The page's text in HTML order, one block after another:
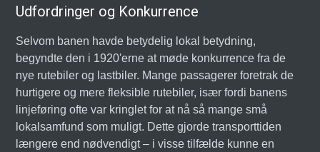
Udfordringer og Konkurrence
Selvom banen havde betydelig lokal betydning,
begyndte den i 1920'erne at møde konkurrence fra de
nye rutebiler og lastbiler. Mange passagerer foretrak de
hurtigere og mere fleksible rutebiler, især fordi banens
linjeføring ofte var kringlet for at nå så mange små
lokalsamfund som muligt. Dette gjorde transporttiden
længere end nødvendigt – i visse tilfælde kunne en